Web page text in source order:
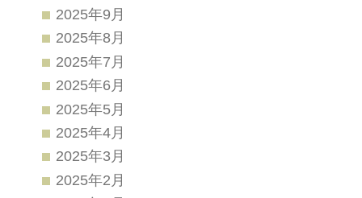
2025年9月
2025年8月
2025年7月
2025年6月
2025年5月
2025年4月
2025年3月
2025年2月